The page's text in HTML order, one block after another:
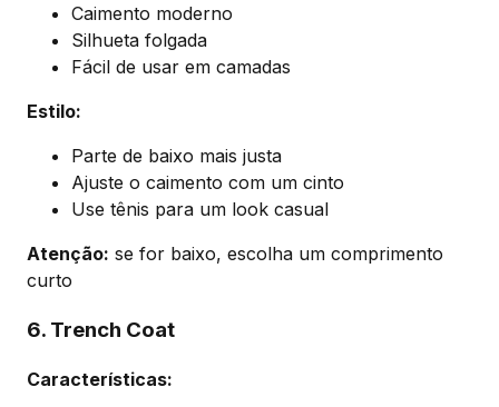
Caimento moderno
Silhueta folgada
Fácil de usar em camadas
Estilo:
Parte de baixo mais justa
Ajuste o caimento com um cinto
Use tênis para um look casual
Atenção: se for baixo, escolha um comprimento
curto
6. Trench Coat
Características: